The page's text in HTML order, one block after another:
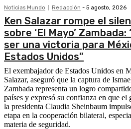
Noticias Mundo Redacción - 5 agosto, 2026
Ken Salazar rompe el
sobre ‘El Mayo’ Zambada:
ser una victoria para
Estados Unidos”
El exembajador de Estados Unidos en
Salazar, aseguró que la captura de
Zambada representa un logro
países y expresó su confianza en que el
la presidenta Claudia Sheinbaum
etapa en la cooperación bilateral,
materia de seguridad.